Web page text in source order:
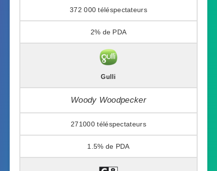
372 000
2%
Gulli
Woody Woodpecker
271000
1.5%